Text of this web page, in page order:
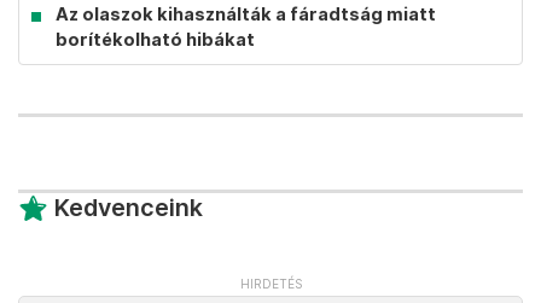
Az olaszok kihasználták a fáradtság miatt
borítékolható hibákat
Kedvenceink